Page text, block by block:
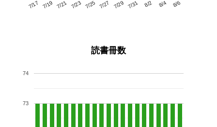
7/17 7/19 7/21 7/23 7/25 7/27 7/29 7/31 8/2 8/4 8/6
読書冊数
73
74